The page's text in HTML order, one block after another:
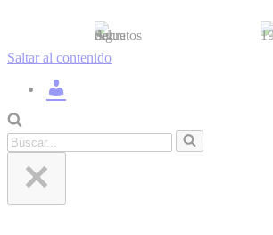
Saltar al contenido
SESIÓN
REGÍSTRATE
Buscar...